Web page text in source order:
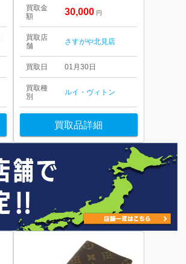
買取金
額
30,000 円
買取店
舗
さすがや北見店
買取日 01月30日
買取種
別
ルイ・ヴィトン
買取品詳細